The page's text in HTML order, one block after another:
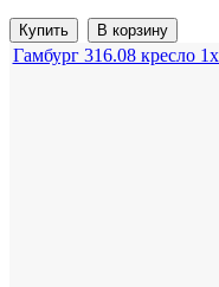
Гамбург 316.08 кресло